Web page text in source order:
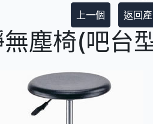
上一個
返回
塵椅(吧台